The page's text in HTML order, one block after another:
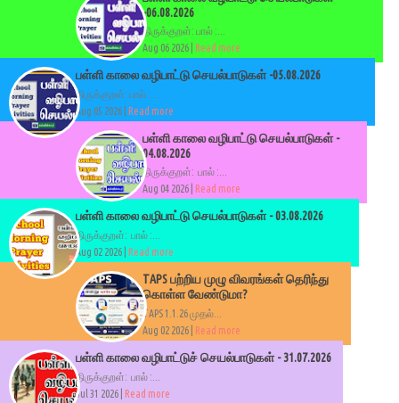
-06.08.2026
திருக்குறள்: பால் :...
Aug 06 2026 | Read more
பள்ளி காலை வழிபாட்டு செயல்பாடுகள் -05.08.2026
திருக்குறள்: பால் :...
Aug 05 2026 | Read more
பள்ளி காலை வழிபாட்டு செயல்பாடுகள் -
04.08.2026
திருக்குறள்: பால் :...
Aug 04 2026 |
Read more
பள்ளி காலை வழிபாட்டு செயல்பாடுகள் - 03.08.2026
திருக்குறள்: பால் :...
Aug 02 2026 | Read more
TAPS பற்றிய முழு விவரங்கள் தெரிந்து
கொள்ள வேண்டுமா?
TAPS 1.1.26 முதல்...
Aug 02 2026 |
Read more
பள்ளி காலை வழிபாட்டுச் செயல்பாடுகள் - 31.07.2026
திருக்குறள்: பால் :...
Jul 31 2026 |
Read more